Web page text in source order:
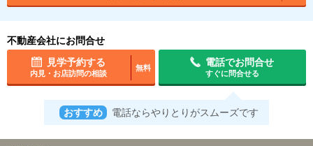
不動産会社にお問合せ
見学予約する
内見・お店訪問の相談
無料
電話でお問合せ
すぐに問合せる
おすすめ 電話ならやりとりがスムーズです